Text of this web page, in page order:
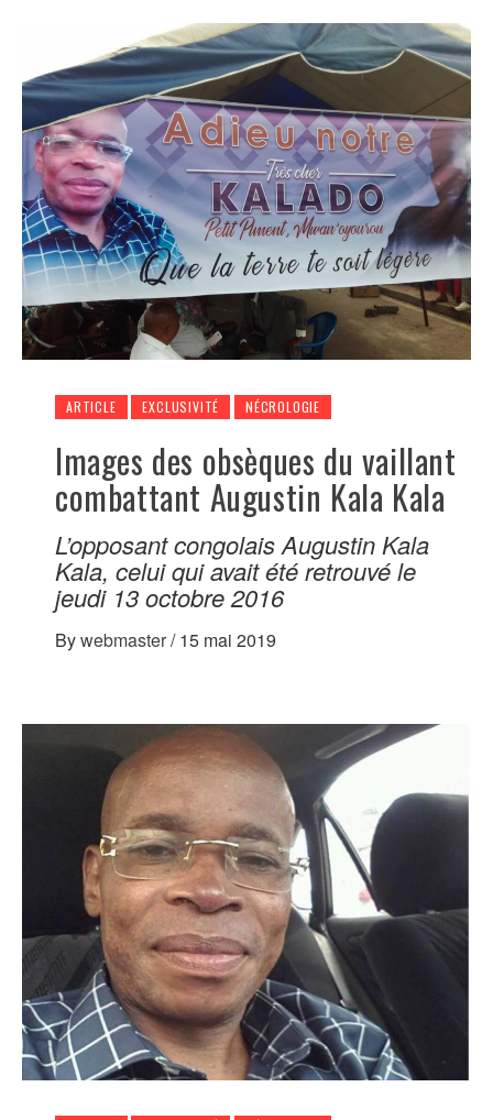
ARTICLE EXCLUSIVITÉ NÉCROLOGIE
Images des obsèques du vaillant
combattant Augustin Kala Kala
L’opposant congolais Augustin Kala
Kala, celui qui avait été retrouvé le
jeudi 13 octobre 2016
Bywebmaster/ 15 mai 2019